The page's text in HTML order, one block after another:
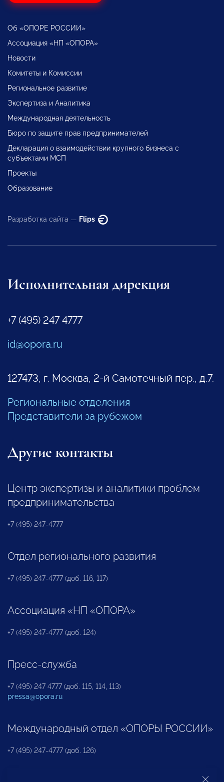
Об «ОПОРЕ РОССИИ»
Ассоциация «НП «ОПОРА»
Новости
Комитеты и Комиссии
Региональное развитие
Экспертиза и Аналитика
Международная деятельность
Бюро по защите прав предпринимателей
Декларация о взаимодействии крупного бизнеса с
субъектами МСП
Проекты
Образование
Разработка сайта — Flips
Исполнительная дирекция
+7 (495) 247 4777
id@opora.ru
127473, г. Москва, 2-й Самотечный пер., д.7.
Региональные отделения
Представители за рубежом
Другие контакты
Центр экспертизы и аналитики проблем
предпринимательства
+7 (495) 247-4777
Отдел регионального развития
+7 (495) 247-4777 (доб. 116, 117)
Ассоциация «НП «ОПОРА»
+7 (495) 247-4777 (доб. 124)
Пресс-служба
+7 (495) 247 4777 (доб. 115, 114, 113)
pressa@opora.ru
Международный отдел «ОПОРЫ РОССИИ»
+7 (495) 247-4777 (доб. 126)